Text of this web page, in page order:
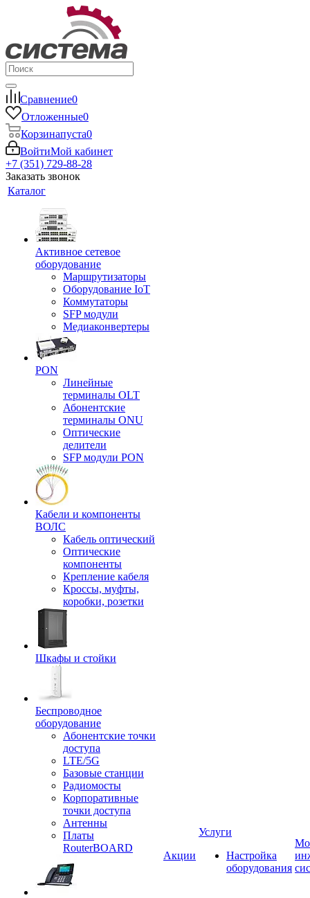
Сравнение0
Отложенные0
Корзинапуста0
ВойтиМой кабинет
+7 (351) 729-88-28
Заказать звонок
Каталог
Активное сетевое
оборудование
Маршрутизаторы
Оборудование IoT
Коммутаторы
SFP модули
Медиаконвертеры
PON
Линейные
терминалы OLT
Абонентские
терминалы ONU
Оптические
делители
SFP модули PON
Кабели и компоненты
ВОЛС
Кабель оптический
Оптические
компоненты
Крепление кабеля
Кроссы, муфты,
коробки, розетки
Шкафы и стойки
Беспроводное
оборудование
Абонентские точки
доступа
LTE/5G
Базовые станции
Радиомосты
Корпоративные
точки доступа
Антенны
Платы
RouterBOARD
Акции
Услуги
Настройка
оборудования